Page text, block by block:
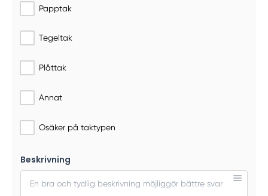
Papptak
Tegeltak
Plåttak
Annat
Osäker på taktypen
Beskrivning